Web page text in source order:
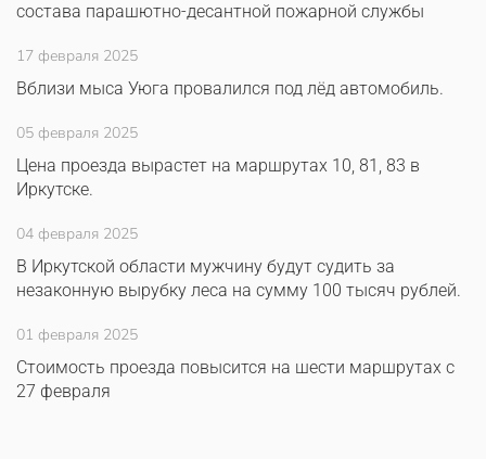
состава парашютно-десантной пожарной службы
17 февраля 2025
Вблизи мыса Уюга провалился под лёд автомобиль.
05 февраля 2025
Цена проезда вырастет на маршрутах 10, 81, 83 в
Иркутске.
04 февраля 2025
В Иркутской области мужчину будут судить за
незаконную вырубку леса на сумму 100 тысяч рублей.
01 февраля 2025
Стоимость проезда повысится на шести маршрутах с
27 февраля